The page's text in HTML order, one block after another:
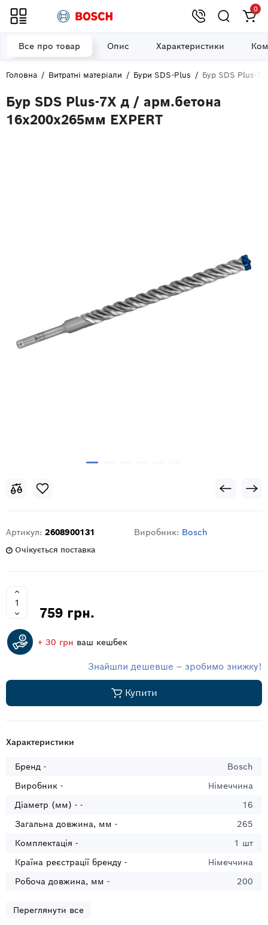
0
Головна Витратні матеріали Бури SDS-Plus Бур SDS Plus-
Бур SDS Plus-7X д / арм.бетона
16x200x265мм EXPERT
Все про товар Опис Характеристики
Артикул: 2608900131 Виробник: Bosch
Очікується поставка
759 грн.
+ 30 грн ваш кешбек
Знайшли дешевше – зробимо знижку!
Купити
Характеристики
Бренд -
Bosch
Виробник -
Німеччина
Діаметр (мм) - -
16
Загальна довжина, мм -
265
Комплектація -
1 шт
Країна реєстрації бренду -
Німеччина
Робоча довжина, мм -
200
Переглянути все